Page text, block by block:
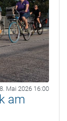
Mai 2026 16:00
am